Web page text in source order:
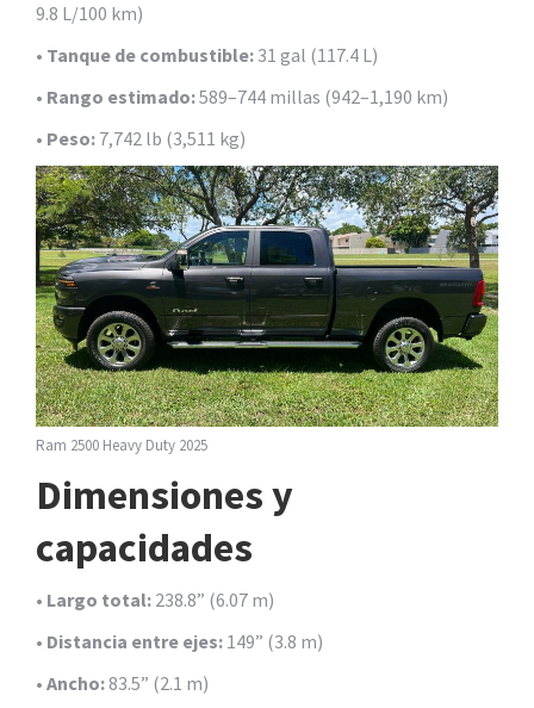
9.8 L/100 km)
• Tanque de combustible: 31 gal (117.4 L)
• Rango estimado:589–744 millas (942–1,190 km)
• Peso: 7,742 lb (3,511 kg)
Ram 2500 Heavy Duty 2025
Dimensiones y
capacidades
• Largo total: 238.8” (6.07 m)
• Distancia entre ejes: 149” (3.8 m)
• Ancho:83.5” (2.1 m)